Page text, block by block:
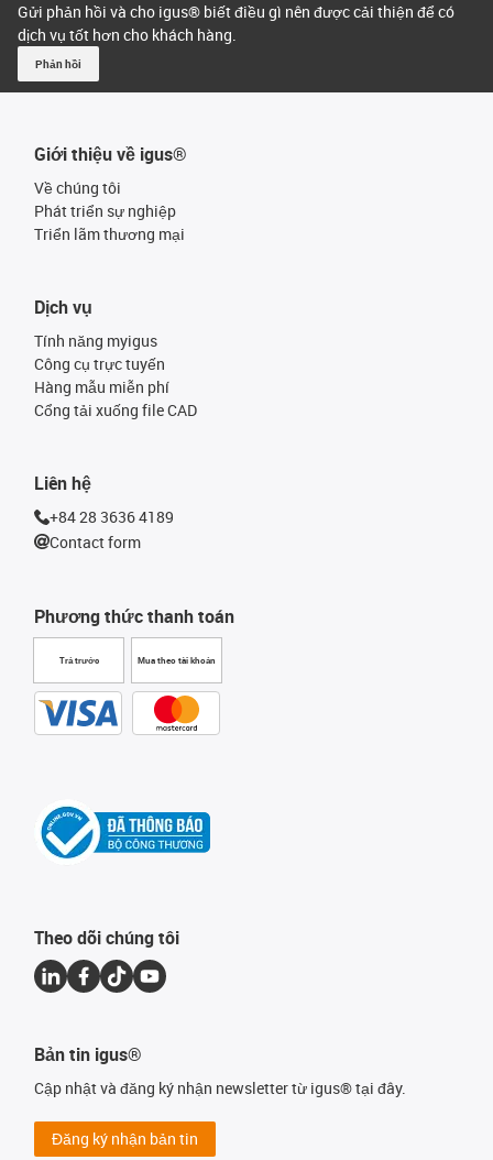
Gửi phản hồi và cho igus® biết điều gì nên được cải thiện để có
dịch vụ tốt hơn cho khách hàng.
Phản hồi
Giới thiệu về igus®
Về chúng tôi
Phát triển sự nghiệp
Triển lãm thương mại
Phương thức thanh toán
Trả trước Mua theo tài khoản
Dịch vụ
Tính năng myigus
Công cụ trực tuyến
Hàng mẫu miễn phí
Cổng tải xuống file CAD
Liên hệ
+84 28 3636 4189
Contact form
Theo dõi chúng tôi
Bản tin igus®
Cập nhật và đăng ký nhận newsletter từ igus® tại đây.
Đăng ký nhận bản tin